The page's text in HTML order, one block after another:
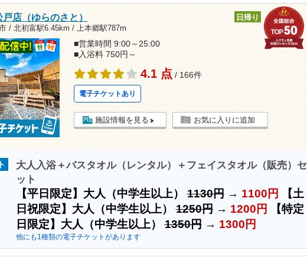
店（ゆらのさと）
/ 北初富駅6.45km / 上本郷駅787m
日帰り
■営業時間 9:00～25:00
■入浴料 750円～
4.1 点 / 166件
電子チケットあり
施設情報を見る お気に入りに追加
大人入浴＋バスタオル（レンタル）＋フェイスタオル（販売）セ
ット
【平日限定】大人（中学生以上）1130円→ 1100円
【土
日祝限定】大人（中学生以上）1250円→ 1200円
【特定
日限定】大人（中学生以上）1350円→ 1300円
他にも1種類の電子チケットがあります